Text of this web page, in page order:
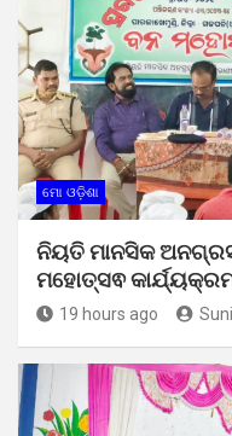
ମୋ ଓଡ଼ିଶା
ନିୟତି ମାନସିକ
ମହୋତ୍ସଵ
19 hours ago